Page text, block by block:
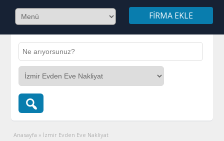
FIRMA EKLE
Anasayfa » İzmir Evden Eve Nakliyat